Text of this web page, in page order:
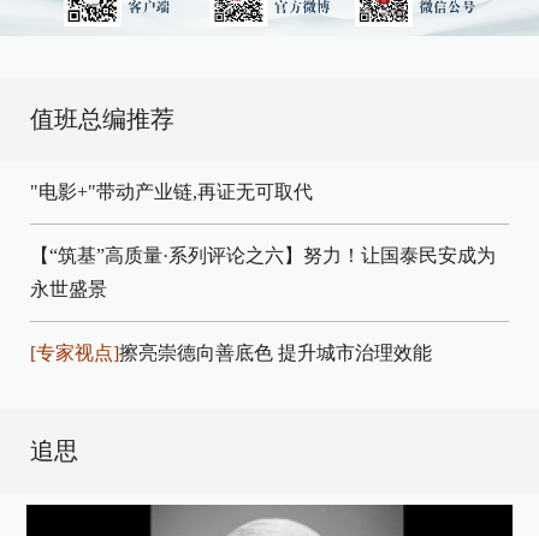
值班总编推荐
"电影+"带动产业链,再证无可取代
【“筑基”高质量·系列评论之六】努力！让国泰民安成为
永世盛景
[专家视点]擦亮崇德向善底色 提升城市治理效能
追思